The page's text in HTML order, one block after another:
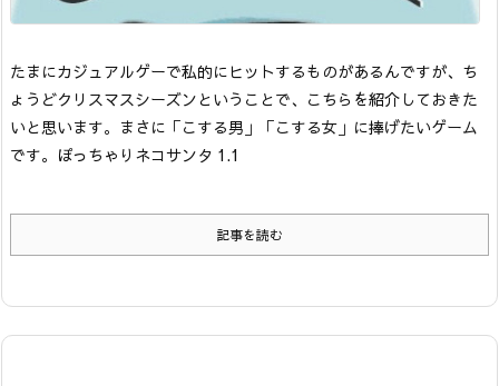
たまにカジュアルゲーで私的にヒットするものがあるんですが、ち
ょうどクリスマスシーズンということで、こちらを紹介しておきた
いと思います。まさに「こする男」「こする女」に捧げたいゲーム
です。 ぽっちゃりネコサンタ 1.1
記事を読む